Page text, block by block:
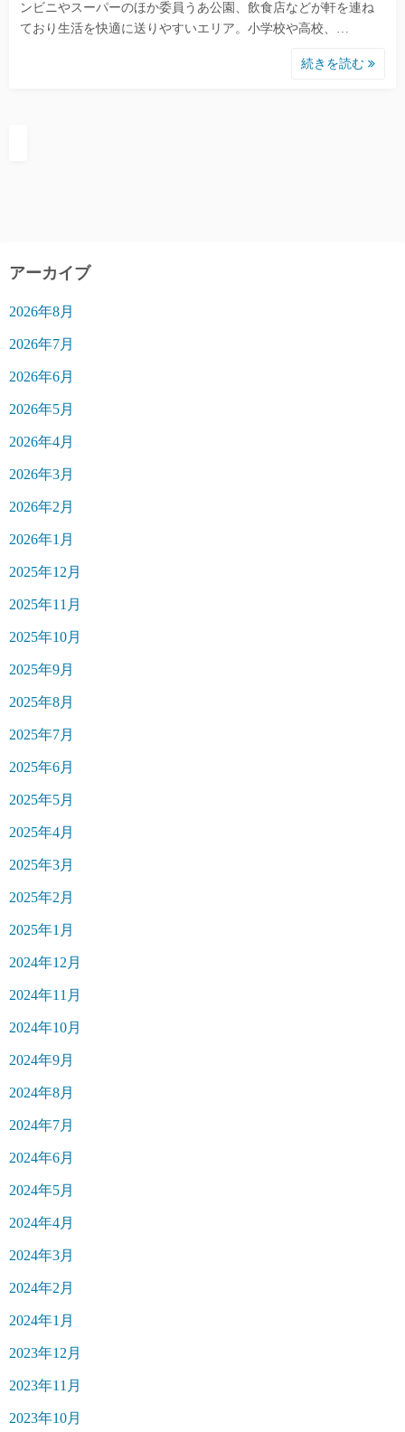
ンビニやスーパーのほか委員うあ公園、飲食店などが軒を連ね
ており生活を快適に送りやすいエリア。小学校や高校、…
続きを読む
アーカイブ
2026年8月
2026年7月
2026年6月
2026年5月
2026年4月
2026年3月
2026年2月
2026年1月
2025年12月
2025年11月
2025年10月
2025年9月
2025年8月
2025年7月
2025年6月
2025年5月
2025年4月
2025年3月
2025年2月
2025年1月
2024年12月
2024年11月
2024年10月
2024年9月
2024年8月
2024年7月
2024年6月
2024年5月
2024年4月
2024年3月
2024年2月
2024年1月
2023年12月
2023年11月
2023年10月